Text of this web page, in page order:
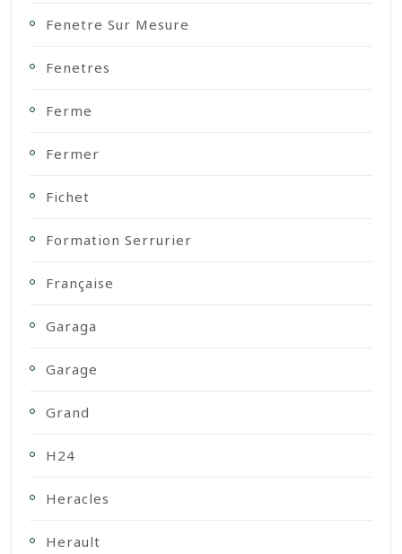
Fenetre Sur Mesure
Fenetres
Ferme
Fermer
Fichet
Formation Serrurier
Française
Garaga
Garage
Grand
H24
Heracles
Herault